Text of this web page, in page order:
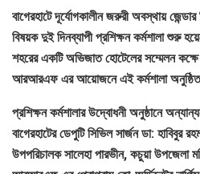
বাগেরহাটে দূর্যোগকালীন জরুরী অবস্থায়
বিষয়ক দুই দিনব্যাপী প্রশিক্ষন কর্মশালা শুরু
শহরের একটি অভিজাত হোটেলের সম্মেলন
আরআরএফ এর আয়োজনে এই কর্মশালা
প্রশিক্ষন কর্মশালার উদ্বোধনী অনুষ্ঠানে
বাগেরহাটের ডেপুটি সিভিল সার্জন ডা: হাবিবুর
উপপরিচালক সালেহা পারভীন, কচুয়া উপজেলা